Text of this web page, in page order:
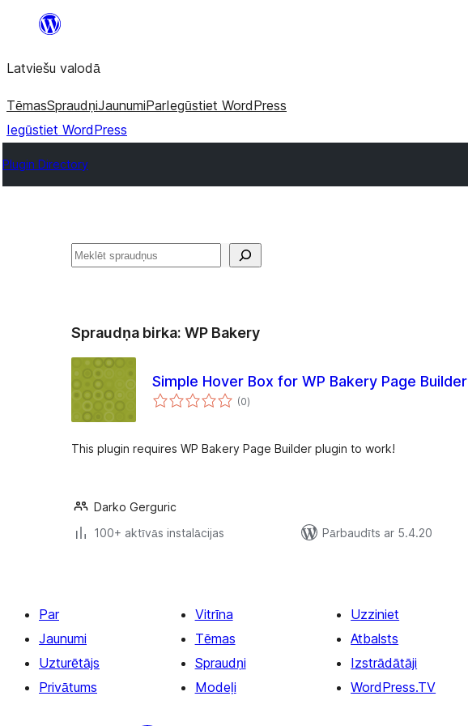
Pāriet
saturu
Latviešu valodā
TēmasSpraudņiJaunumiParIegūstiet WordPress
Iegūstiet WordPress
Plugin Directory
Meklēt
Spraudņa birka: WP Bakery
Simple Hover Box for WP Bakery Page Builder
(0vērtējumu
kopsumma
)
This plugin requires WP Bakery Page Builder plugin to work!
Darko Gerguric
100+ aktīvās instalācijas
Pārbaudīts ar 5.4.20
Par
Jaunumi
Uzturētājs
Privātums
Vitrīna
Tēmas
Spraudņi
Modeļi
Uzziniet
Atbalsts
Izstrādātāji
WordPress.TV